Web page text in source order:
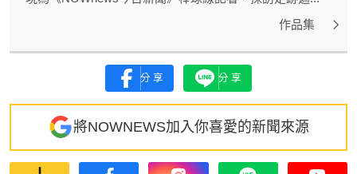
作品集
分享 分享
將NOWNEWS加入你喜愛的新聞來源